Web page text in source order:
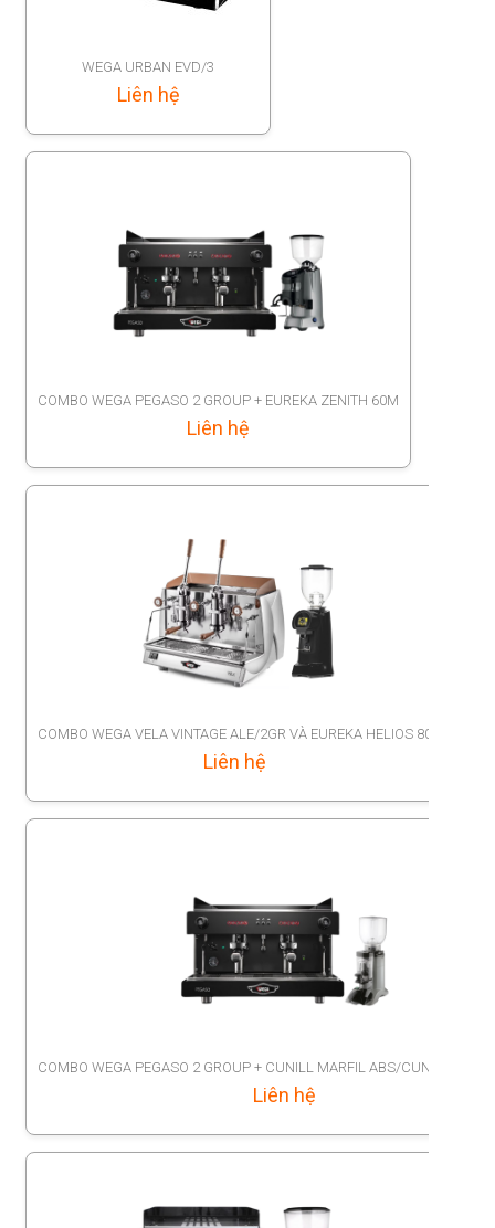
WEGA URBAN EVD/3
Liên hệ
COMBO WEGA PEGASO 2 GROUP + EUREKA ZENITH 60M
Liên hệ
COMBO WEGA VELA VINTAGE ALE/2GR VÀ EUREKA HELIOS 80
Liên hệ
COMBO WEGA PEGASO 2 GROUP + CUNILL MARFIL ABS/CUNILL
Liên hệ